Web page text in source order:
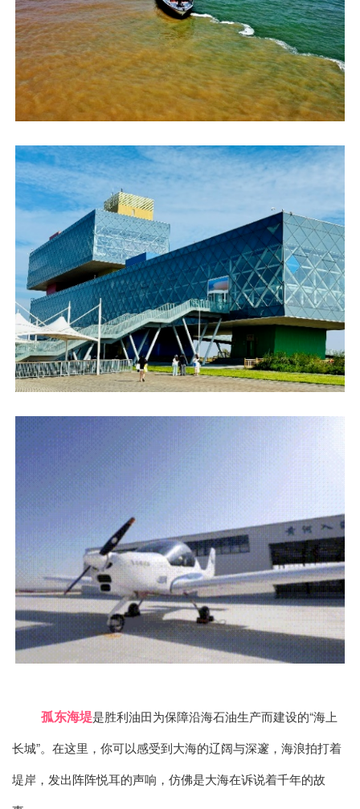
孤东海堤是胜利油田为保障沿海石油生产而建设的“海上
长城”。在这里，你可以感受到大海的辽阔与深邃，海浪拍打着
堤岸，发出阵阵悦耳的声响，仿佛是大海在诉说着千年的故